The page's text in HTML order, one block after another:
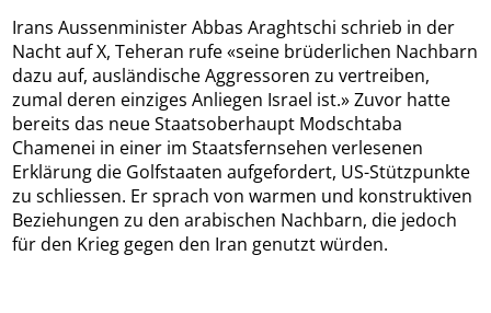
Irans Aussenminister Abbas Araghtschi schrieb in der
Nacht auf X, Teheran rufe «seine brüderlichen Nachbarn
dazu auf, ausländische Aggressoren zu vertreiben,
zumal deren einziges Anliegen Israel ist.» Zuvor hatte
bereits das neue Staatsoberhaupt Modschtaba
Chamenei in einer im Staatsfernsehen verlesenen
Erklärung die Golfstaaten aufgefordert, US-Stützpunkte
zu schliessen. Er sprach von warmen und konstruktiven
Beziehungen zu den arabischen Nachbarn, die jedoch
für den Krieg gegen den Iran genutzt würden.